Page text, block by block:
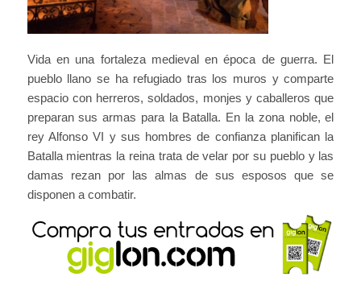
Vida en una fortaleza medieval en época de guerra. El
pueblo llano se ha refugiado tras los muros y comparte
espacio con herreros, soldados, monjes y caballeros que
preparan sus armas para la Batalla. En la zona noble, el
rey Alfonso VI y sus hombres de confianza planifican la
Batalla mientras la reina trata de velar por su pueblo y las
damas rezan por las almas de sus esposos que se
disponen a combatir.